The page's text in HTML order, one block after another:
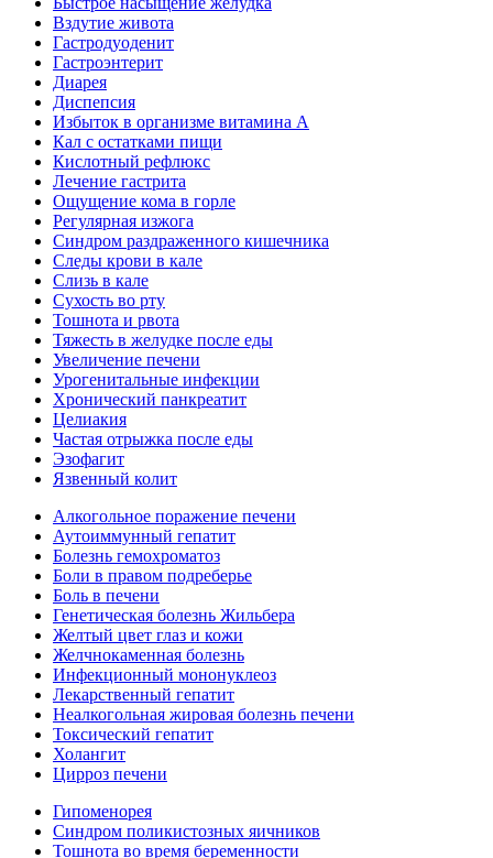
Вздутие живота
Гастродуоденит
Гастроэнтерит
Диарея
Диспепсия
Избыток в организме витамина А
Кал с остатками пищи
Кислотный рефлюкс
Лечение гастрита
Ощущение кома в горле
Регулярная изжога
Синдром раздраженного кишечника
Следы крови в кале
Слизь в кале
Сухость во рту
Тошнота и рвота
Тяжесть в желудке после еды
Увеличение печени
Урогенитальные инфекции
Хронический панкреатит
Целиакия
Частая отрыжка после еды
Эзофагит
Язвенный колит
Алкогольное поражение печени
Аутоиммунный гепатит
Болезнь гемохроматоз
Боли в правом подреберье
Боль в печени
Генетическая болезнь Жильбера
Желтый цвет глаз и кожи
Желчнокаменная болезнь
Инфекционный мононуклеоз
Лекарственный гепатит
Неалкогольная жировая болезнь печени
Токсический гепатит
Холангит
Цирроз печени
Гипоменорея
Синдром поликистозных яичников
Тошнота во время беременности